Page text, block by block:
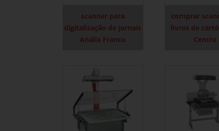
scanner para
digitalização de jornais
Anália Franco
comprar
livros de
Centro